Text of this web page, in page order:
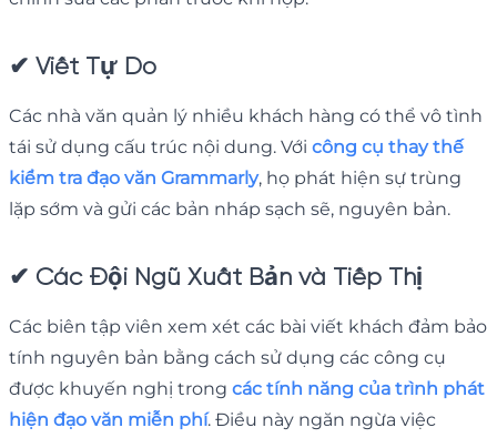
✔ Viết Tự Do
Các nhà văn quản lý nhiều khách hàng có thể vô tình
tái sử dụng cấu trúc nội dung. Với công cụ thay thế
kiểm tra đạo văn Grammarly, họ phát hiện sự trùng
lặp sớm và gửi các bản nháp sạch sẽ, nguyên bản.
✔ Các Đội Ngũ Xuất Bản và Tiếp Thị
Các biên tập viên xem xét các bài viết khách đảm bảo
tính nguyên bản bằng cách sử dụng các công cụ
được khuyến nghị trong các tính năng của trình phát
hiện đạo văn miễn phí. Điều này ngăn ngừa việc